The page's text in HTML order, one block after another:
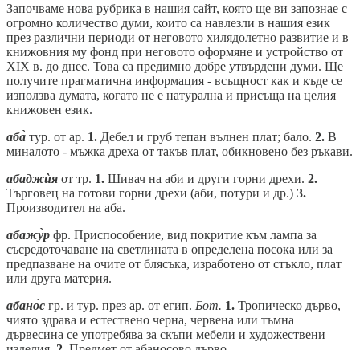
Започваме нова рубрика в нашия сайт, която ще ви запознае с
огромно количество думи, които са навлезли в нашия език
през различни периоди от неговото хилядолетно развитие и в
книжовния му фонд при неговото оформяне и устройство от
XIX в. до днес. Това са предимно добре утвърдени думи. Ще
получите прагматична информация - всъщност как и къде се
използва думата, когато не е натурална и присъща на целия
книжовен език.
аба̀ тур. от ар. 1. Дебел и груб тепан вълнен плат; бало. 2. В
миналото - мъжка дреха от такъв плат, обикновено без ръкави.
абаджѝя от тр. 1. Шивач на аби и други горни дрехи. 2.
Търговец на готови горни дрехи (аби, потури и др.) 3.
Производител на аба.
абажу̀р фр. Приспособение, вид покритие към лампа за
съсредоточаване на светлината в определена посока или за
предпазване на очите от блясъка, изработено от стъкло, плат
или друга материя.
абано̀с гр. и тур. през ар. от егип. Бот. 1. Тропическо дърво,
чиято здрава и естествено черна, червена или тъмна
дървесина се употребява за скъпи мебели и художествени